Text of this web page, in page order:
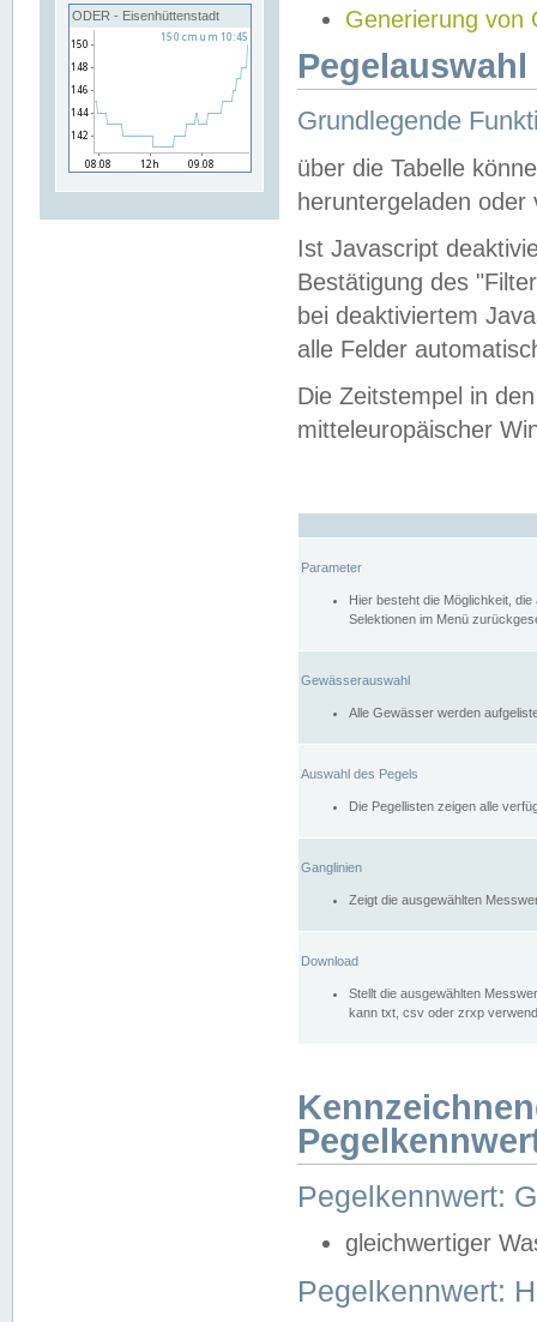
ODER - Eisenhüttenstadt
Generierung von
Grundlegende
über die Tabelle
heruntergeladen oder
Ist Javascript
Bestätigung des
bei deaktiviertem
alle Felder
Die Zeitstempel in
mitteleuropäischer
Parameter
Hier besteht die Möglichkeit,
Selektionen im Menü
Gewässerauswahl
Alle Gewässer werden
Auswahl des Pegels
Die Pegellisten zeigen alle
Ganglinien
Zeigt die ausgewählten
Download
Stellt die ausgewählten
kann txt, csv oder zrxp
Pegelkennwert:
gleichwertiger
Pegelkennwert: